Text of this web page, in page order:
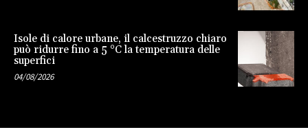
Isole di calore urbane, il calcestruzzo chiaro
può ridurre fino a 5 °C la temperatura delle
superfici
04/08/2026